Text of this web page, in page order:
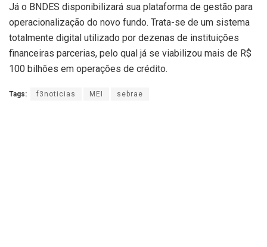
Já o BNDES disponibilizará sua plataforma de gestão para
operacionalização do novo fundo. Trata-se de um sistema
totalmente digital utilizado por dezenas de instituições
financeiras parcerias, pelo qual já se viabilizou mais de R$
100 bilhões em operações de crédito.
Tags: f3noticias MEI sebrae